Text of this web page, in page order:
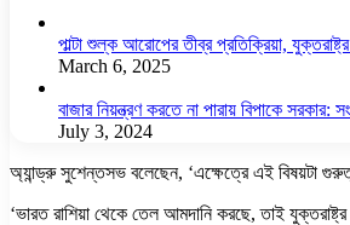
পাল্টা শুল্ক আরোপের তীব্র প্রতিক্রিয়া,
March 6, 2025
বাজার নিয়ন্ত্রণ করতে না পারায় বিপাকে সরকার:
July 3, 2024
অ্যান্ড্রু সুশেন্তসভ বলেছেন, ‘এক্ষেত্রে এই বিষয়টা
‘ভারত রাশিয়া থেকে তেল আমদানি করছে, তাই